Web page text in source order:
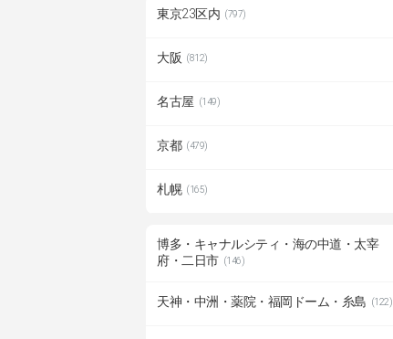
東京23区内 (797)
大阪 (812)
名古屋 (149)
京都 (479)
札幌 (165)
博多・キャナルシティ・海の中道・太宰
府・二日市 (146)
天神・中洲・薬院・福岡ドーム・糸島 (122)